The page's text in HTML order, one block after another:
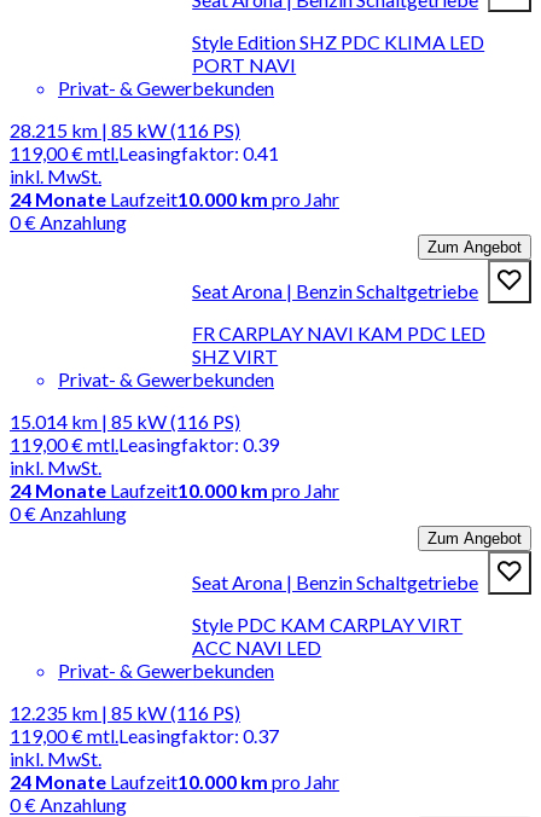
Style Edition SHZ PDC KLIMA LED
PORT NAVI
Privat- & Gewerbekunden
28.215 km | 85 kW (116 PS)
119,00 €mtl.
inkl. MwSt.
Leasingfaktor: 0.41
24 Monate Laufzeit10.000 km pro Jahr
0 € Anzahlung
Zum Angebot
Seat Arona | Benzin Schaltgetriebe
FR CARPLAY NAVI KAM PDC LED
SHZ VIRT
Privat- & Gewerbekunden
15.014 km | 85 kW (116 PS)
119,00 €mtl.
inkl. MwSt.
Leasingfaktor: 0.39
24 Monate Laufzeit10.000 km pro Jahr
0 € Anzahlung
Zum Angebot
Seat Arona | Benzin Schaltgetriebe
Style PDC KAM CARPLAY VIRT
ACC NAVI LED
Privat- & Gewerbekunden
12.235 km | 85 kW (116 PS)
119,00 €mtl.
inkl. MwSt.
Leasingfaktor: 0.37
24 Monate Laufzeit10.000 km pro Jahr
0 € Anzahlung